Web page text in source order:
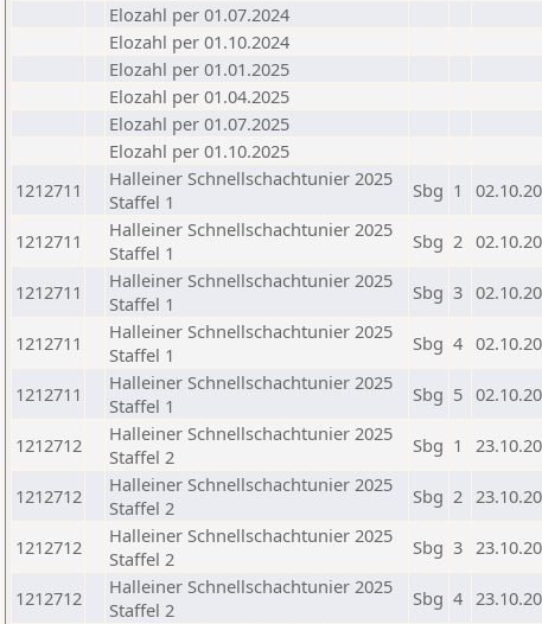
Elozahl per 01.07.2024
Elozahl per 01.10.2024
Elozahl per 01.01.2025
Elozahl per 01.04.2025
Elozahl per 01.07.2025
Elozahl per 01.10.2025
1212711
Halleiner Schnellschachtunier 2025
Staffel 1
Sbg 1
1212711
Halleiner Schnellschachtunier 2025
Staffel 1
Sbg 2
1212711
Halleiner Schnellschachtunier 2025
Staffel 1
Sbg 3
1212711
Halleiner Schnellschachtunier 2025
Staffel 1
Sbg 4
1212711
Halleiner Schnellschachtunier 2025
Staffel 1
Sbg 5
1212712
Halleiner Schnellschachtunier 2025
Staffel 2
Sbg 1
1212712
Halleiner Schnellschachtunier 2025
Staffel 2
Sbg 2
1212712
Halleiner Schnellschachtunier 2025
Staffel 2
Sbg 3
1212712
Halleiner Schnellschachtunier 2025
Staffel 2
Sbg 4